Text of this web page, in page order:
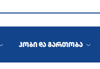
ჰობი და გართობა